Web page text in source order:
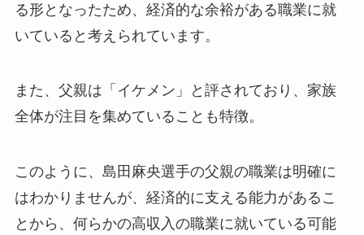
る形となったため、経済的な余裕がある職業に就
いていると考えられています。
また、父親は「イケメン」と評されており、家族
全体が注目を集めていることも特徴。
このように、島田麻央選手の父親の職業は明確に
はわかりませんが、経済的に支える能力があるこ
とから、何らかの高収入の職業に就いている可能